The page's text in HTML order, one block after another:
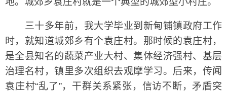
三十多年前，我大学毕业到新甸铺镇政府工作
时，就知道城郊乡有个袁庄村。那时候的袁庄村，
是全县知名的蔬菜产业大村、集体经济强村、基层
治理名村，镇里多次组织去观摩学习。后来，传闻
袁庄村“乱了”，干群关系紧张，信访不断，矛盾突